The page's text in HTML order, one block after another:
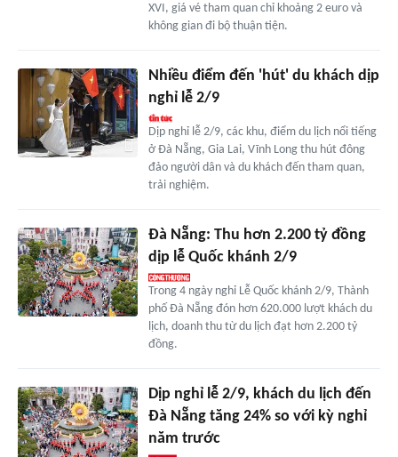
XVI, giá vé tham quan chỉ khoảng 2 euro và
không gian đi bộ thuận tiện.
Nhiều điểm đến 'hút' du khách dịp
nghỉ lễ 2/9
Dịp nghỉ lễ 2/9, các khu, điểm du lịch nổi tiếng
ở Đà Nẵng, Gia Lai, Vĩnh Long thu hút đông
đảo người dân và du khách đến tham quan,
trải nghiệm.
Đà Nẵng: Thu hơn 2.200 tỷ đồng
dịp lễ Quốc khánh 2/9
Trong 4 ngày nghỉ Lễ Quốc khánh 2/9, Thành
phố Đà Nẵng đón hơn 620.000 lượt khách du
lịch, doanh thu từ du lịch đạt hơn 2.200 tỷ
đồng.
Dịp nghỉ lễ 2/9, khách du lịch đến
Đà Nẵng tăng 24% so với kỳ nghỉ
năm trước